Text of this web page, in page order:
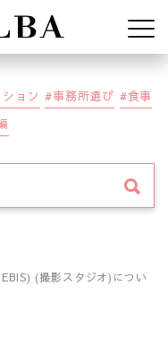
Modelba
ョン 事務所選び
食事
(撮影スタジオ)につい